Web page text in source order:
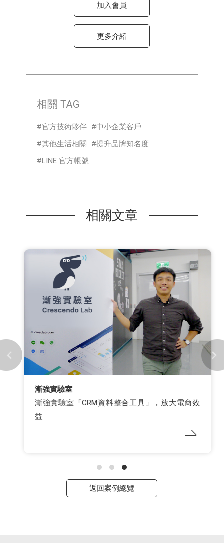
加入會員
更多介紹
相關 TAG
官方技術夥伴
中小企業客戶
其他生活相關
提升品牌知名度
LINE 官方帳號
相關文章
漸強實驗室
漸強實驗室「CRM資料整合工具」，放大電商效
益
返回案例總覽